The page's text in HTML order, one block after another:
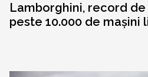
Lamborghini, record de
peste 10.000 de mașini